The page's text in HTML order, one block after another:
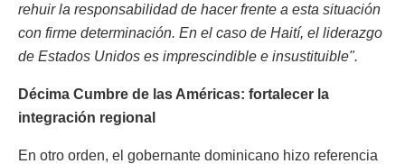
rehuir la responsabilidad de hacer frente a esta situación
con firme determinación. En el caso de Haití, el liderazgo
de Estados Unidos es imprescindible e insustituible".
Décima Cumbre de las Américas: fortalecer la
integración regional
En otro orden, el gobernante dominicano hizo referencia